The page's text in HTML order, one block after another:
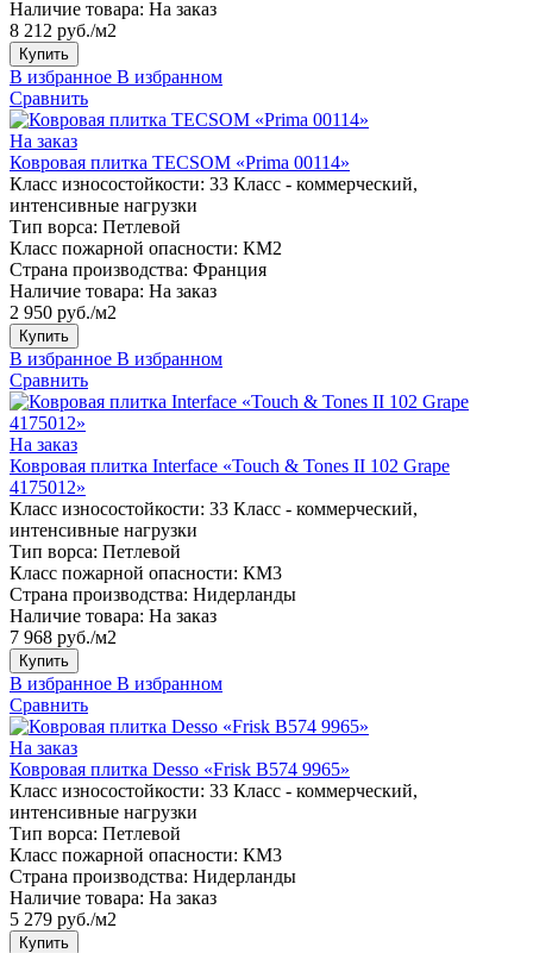
Наличие товара: На заказ
8 212 руб./м2
Купить
В избранное В избранном
Сравнить
На заказ
Ковровая плитка TECSOM «Prima 00114»
Класс износостойкости: 33 Класс - коммерческий,
интенсивные нагрузки
Тип ворса: Петлевой
Класс пожарной опасности: КМ2
Страна производства: Франция
Наличие товара: На заказ
2 950 руб./м2
Купить
В избранное В избранном
Сравнить
На заказ
Ковровая плитка Interface «Touch & Tones II 102 Grape
4175012»
Класс износостойкости: 33 Класс - коммерческий,
интенсивные нагрузки
Тип ворса: Петлевой
Класс пожарной опасности: КМ3
Страна производства: Нидерланды
Наличие товара: На заказ
7 968 руб./м2
Купить
В избранное В избранном
Сравнить
На заказ
Ковровая плитка Desso «Frisk B574 9965»
Класс износостойкости: 33 Класс - коммерческий,
интенсивные нагрузки
Тип ворса: Петлевой
Класс пожарной опасности: КМ3
Страна производства: Нидерланды
Наличие товара: На заказ
5 279 руб./м2
Купить